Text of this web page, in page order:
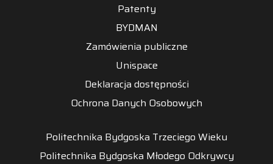
Patenty
BYDMAN
Zamówienia publiczne
Unispace
Deklaracja dostępności
Ochrona Danych Osobowych
Politechnika Bydgoska Trzeciego Wieku
Politechnika Bydgoska Młodego Odkrywcy